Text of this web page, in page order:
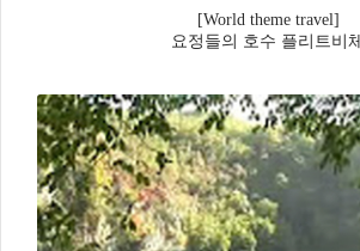
[World theme travel]
요정들의 호수 플리트비체